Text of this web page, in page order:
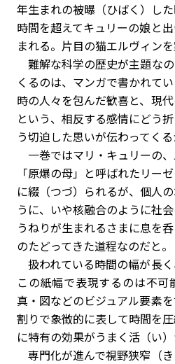
年生まれの被曝（ひばく）し
時間を超えてキュリーの娘と
まれる。片目の猫エルヴィンを
難解な科学の歴史が主題な
くるのは、マンガで書かれて
時の人々を包んだ歓喜と、現
という、相反する感情にどう
う切迫した思いが伝わってくる
一巻ではマリ・キュリーの
「原爆の母」と呼ばれたリー
に綴（つづ）られるが、個人
うに、いや核融合のように社
うねりが生まれるさまに息を
のたどってきた道程なのだと。
扱われている時間の幅が長
この紙幅で表現するのは不可
真・図などのビジュアル要素
割りで象徴的に表して時間を
に特有の効果がうまく活（い）
専門化が進んで視野狭窄（